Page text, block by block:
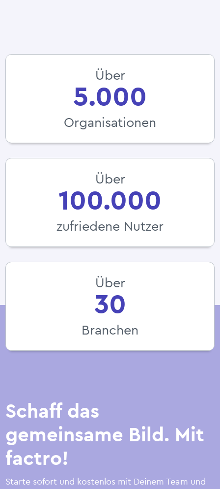
Über
5.000
Organisationen
Über
100.000
zufriedene Nutzer
Über
30
Branchen
Schaff das
gemeinsame Bild. Mit
factro!
Starte sofort und kostenlos mit Deinem Team und